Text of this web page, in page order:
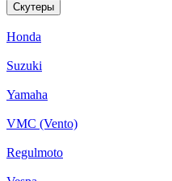
Скутеры
Honda
Suzuki
Yamaha
VMC (Vento)
Regulmoto